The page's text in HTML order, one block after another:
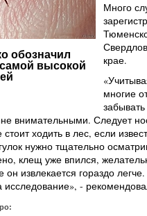
обозначил
высокой
Много
крае.
многие
внимательными. Следует
ходить в лес, если
нужно тщательно
клещ уже впился,
он извлекается гораздо
исследование», -